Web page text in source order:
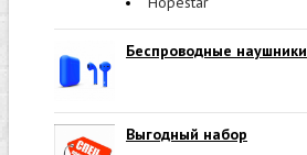
Беспроводные наушники
Выгодный набор